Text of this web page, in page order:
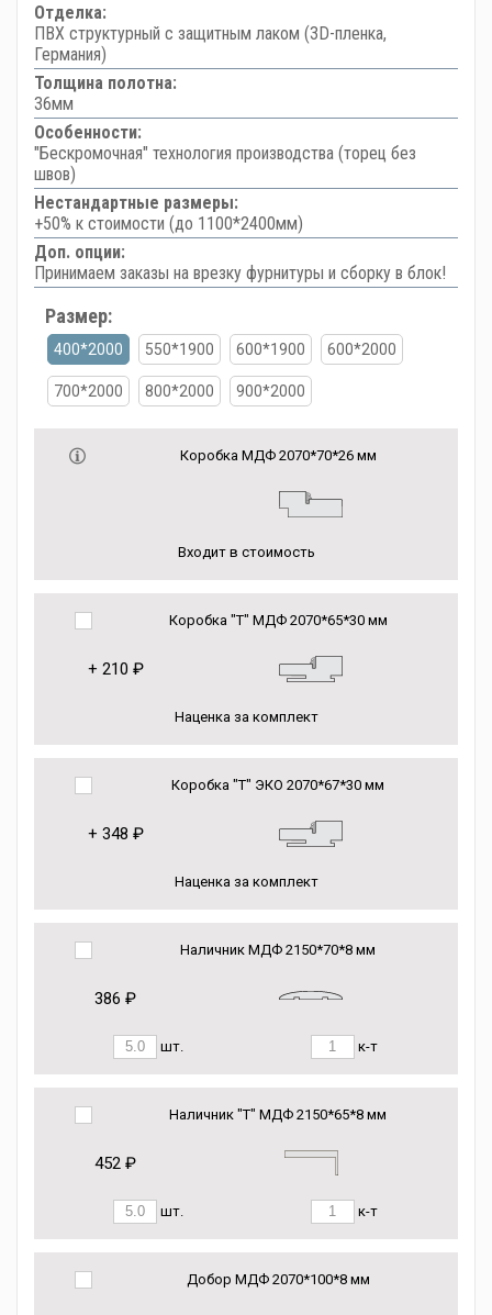
Отделка:
ПВХ структурный с защитным лаком (3D-пленка,
Германия)
Толщина полотна:
36мм
Особенности:
"Бескромочная" технология производства (торец без
швов)
Нестандартные размеры:
+50% к стоимости (до 1100*2400мм)
Доп. опции:
Принимаем заказы на врезку фурнитуры и сборку в блок!
Размер:
400*2000 550*1900 600*1900 600*2000
700*2000 800*2000 900*2000
Коробка МДФ 2070*70*26 мм
Входит в стоимость
Коробка "Т" МДФ 2070*65*30 мм
+ 210 ₽
Наценка за комплект
Коробка "Т" ЭКО 2070*67*30 мм
+ 348 ₽
Наценка за комплект
Наличник МДФ 2150*70*8 мм
386 ₽
шт. к-т
Наличник "Т" МДФ 2150*65*8 мм
452 ₽
шт. к-т
Добор МДФ 2070*100*8 мм